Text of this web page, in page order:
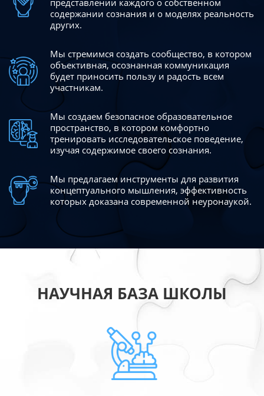
представлении каждого о собственном
содержании сознания и о моделях реальность
других.
Мы стремимся создать сообщество, в котором
объективная, осознанная коммуникация
будет приносить пользу и радость всем
участникам.
Мы создаем безопасное образовательное
пространство, в котором комфортно
тренировать исследовательское поведение,
изучая содержимое своего сознания.
Мы предлагаем инструменты для развития
концептуального мышления, эффективность
которых доказана современной неуронаукой.
НАУЧНАЯ БАЗА ШКОЛЫ